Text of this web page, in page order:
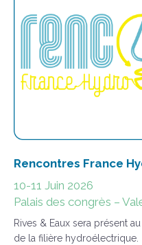
Rencontres France
10-11 Juin 2026
Palais des congrès –
Rives & Eaux sera présent
de la filière hydroélectrique.